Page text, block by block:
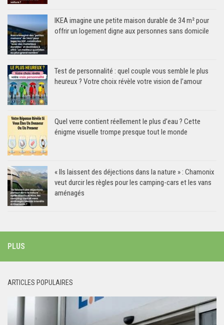
IKEA imagine une petite maison durable de 34 m² pour
offrir un logement digne aux personnes sans domicile
Test de personnalité : quel couple vous semble le plus
heureux ? Votre choix révèle votre vision de l’amour
Quel verre contient réellement le plus d’eau ? Cette
énigme visuelle trompe presque tout le monde
« Ils laissent des déjections dans la nature » : Chamonix
veut durcir les règles pour les camping-cars et les vans
aménagés
PLUS
ARTICLES POPULAIRES